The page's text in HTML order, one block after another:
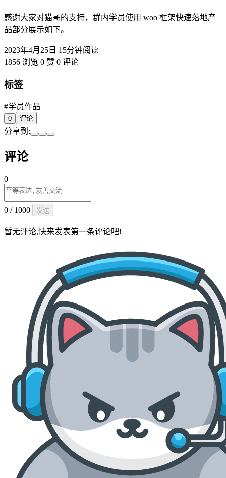
感谢大家对猫哥的支持，群内学员使用 woo 框架快速落地产
品部分展示如下。
2023年4月25日 15分钟阅读
1856 浏览 0 赞 0 评论
标签
#学员作品
0 评论
分享到:
评论
0
0 / 1000 发送
暂无评论,快来发表第一条评论吧!